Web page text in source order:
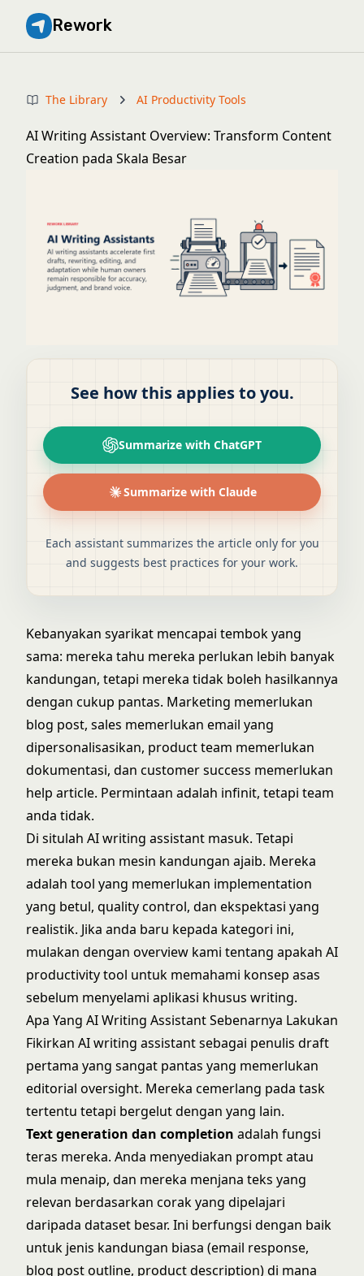
Rework
The Library AI Productivity Tools
AI Writing Assistant Overview: Transform Content
Creation pada Skala Besar
See how this applies to you.
Summarize with ChatGPT
Summarize with Claude
Each assistant summarizes the article only for you
and suggests best practices for your work.
Kebanyakan syarikat mencapai tembok yang
sama: mereka tahu mereka perlukan lebih banyak
kandungan, tetapi mereka tidak boleh hasilkannya
dengan cukup pantas. Marketing memerlukan
blog post, sales memerlukan email yang
dipersonalisasikan, product team memerlukan
dokumentasi, dan customer success memerlukan
help article. Permintaan adalah infinit, tetapi team
anda tidak.
Di situlah AI writing assistant masuk. Tetapi
mereka bukan mesin kandungan ajaib. Mereka
adalah tool yang memerlukan implementation
yang betul, quality control, dan ekspektasi yang
realistik. Jika anda baru kepada kategori ini,
mulakan dengan overview kami tentang apakah AI
productivity tool untuk memahami konsep asas
sebelum menyelami aplikasi khusus writing.
Apa Yang AI Writing Assistant Sebenarnya Lakukan
Fikirkan AI writing assistant sebagai penulis draft
pertama yang sangat pantas yang memerlukan
editorial oversight. Mereka cemerlang pada task
tertentu tetapi bergelut dengan yang lain.
Text generation dan completion adalah fungsi
teras mereka. Anda menyediakan prompt atau
mula menaip, dan mereka menjana teks yang
relevan berdasarkan corak yang dipelajari
daripada dataset besar. Ini berfungsi dengan baik
untuk jenis kandungan biasa (email response,
blog post outline, product description) di mana